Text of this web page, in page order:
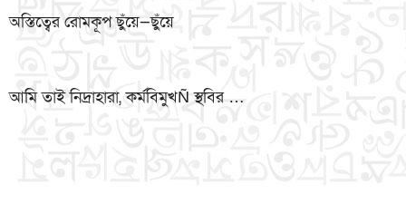
অস্তিত্বের রোমকূপ ছঁুয়ে—ছঁুয়ে
আমি তাই নিদ্রাহারা, কর্মবিমুখÑ স্থবির …